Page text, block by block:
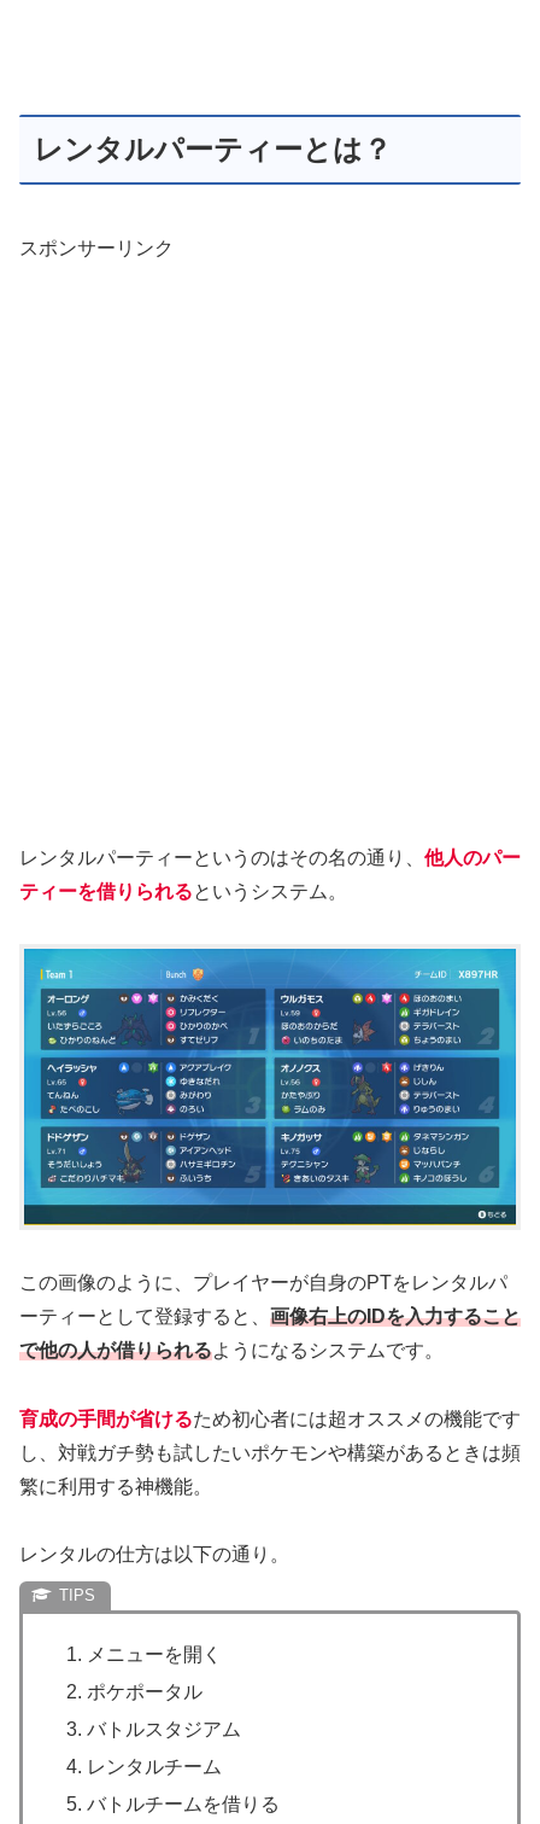
レンタルパーティーとは？
スポンサーリンク
レンタルパーティーというのはその名の通り、 他人のパー
ティーを借りられるというシステム。
この画像のように、プレイヤーが自身のPTをレンタルパ
ーティーとして登録すると、 画像右上のIDを入力すること
で他の人が借りられるようになるシステムです。
育成の手間が省けるため初心者には超オススメの機能です
し、対戦ガチ勢も試したいポケモンや構築があるときは頻
繁に利用する神機能。
レンタルの仕方は以下の通り。
メニューを開く
ポケポータル
バトルスタジアム
レンタルチーム
バトルチームを借りる